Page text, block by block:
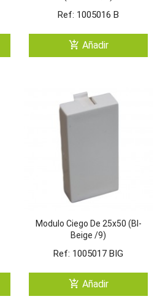
Ref: 1005016 B
add_shopping_cart Añadir
Modulo Ciego De 25x50 (Bl-
Beige /9)
Ref: 1005017 BIG
add_shopping_cart Añadir